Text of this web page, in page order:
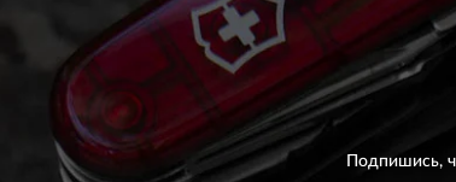
Подпишись,